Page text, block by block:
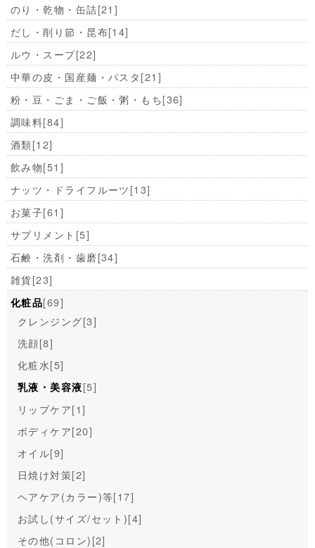
のり・乾物・缶詰[21]
だし・削り節・昆布[14]
ルウ・スープ[22]
中華の皮・国産麺・パスタ[21]
粉・豆・ごま・ご飯・粥・もち[36]
調味料[84]
酒類[12]
飲み物[51]
ナッツ・ドライフルーツ[13]
お菓子[61]
サプリメント [5]
石鹸・洗剤・歯磨[34]
雑貨[23]
化粧品[69]
クレンジング[3]
洗顔[8]
化粧水[5]
乳液・美容液[5]
リップケア[1]
ボディケア[20]
オイル[9]
日焼け対策[2]
ヘアケア(カラー)等[17]
お試し(サイズ/セット)[4]
その他(コロン)[2]